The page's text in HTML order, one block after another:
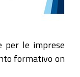
per le imprese
formativo on